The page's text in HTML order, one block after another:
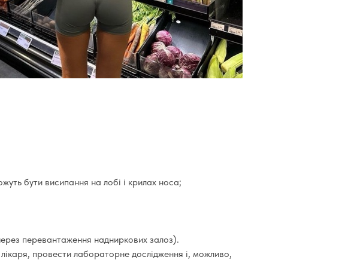
бути висипання на лобі і крилах носа;
перевантаження надниркових залоз).
провести лабораторне дослідження і, можливо,